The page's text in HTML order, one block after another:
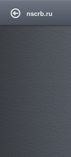
nscrb.ru